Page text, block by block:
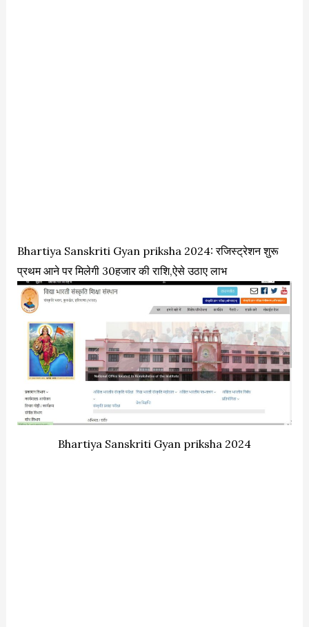
Bhartiya Sanskriti Gyan priksha 2024: रजिस्ट्रेशन शुरू
प्रथम आने पर मिलेगी 30हजार की राशि,ऐसे उठाए लाभ
Bhartiya Sanskriti Gyan priksha 2024